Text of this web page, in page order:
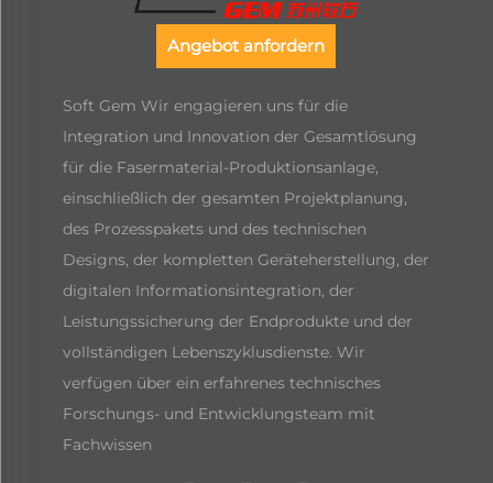
Angebot anfordern
Soft Gem Wir engagieren uns für die
Integration und Innovation der Gesamtlösung
für die Fasermaterial-Produktionsanlage,
einschließlich der gesamten Projektplanung,
des Prozesspakets und des technischen
Designs, der kompletten Geräteherstellung, der
digitalen Informationsintegration, der
Leistungssicherung der Endprodukte und der
vollständigen Lebenszyklusdienste. Wir
verfügen über ein erfahrenes technisches
Forschungs- und Entwicklungsteam mit
Fachwissen